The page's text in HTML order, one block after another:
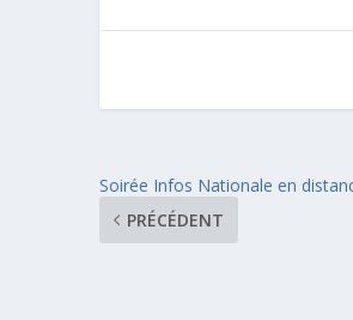
Soirée Infos Nationale en
PRÉCÉDENT